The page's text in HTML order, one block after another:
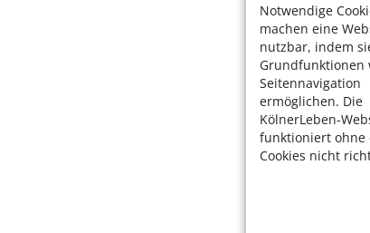
Notwendige
machen eine
nutzbar, indem
Grundfunktionen
Seitennavigation
ermöglichen. Die
KölnerLeben-
funktioniert ohne
Cookies nicht